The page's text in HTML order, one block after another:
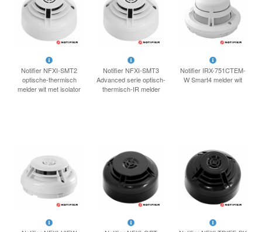
Notifier NFXI-SMT2
optische-thermisch
melder wit met isolator
Notifier NFXI-SMT3
Advanced serie optisch-
thermisch-IR melder
Notifier IRX-751CTEM-
W Smart4 melder wit